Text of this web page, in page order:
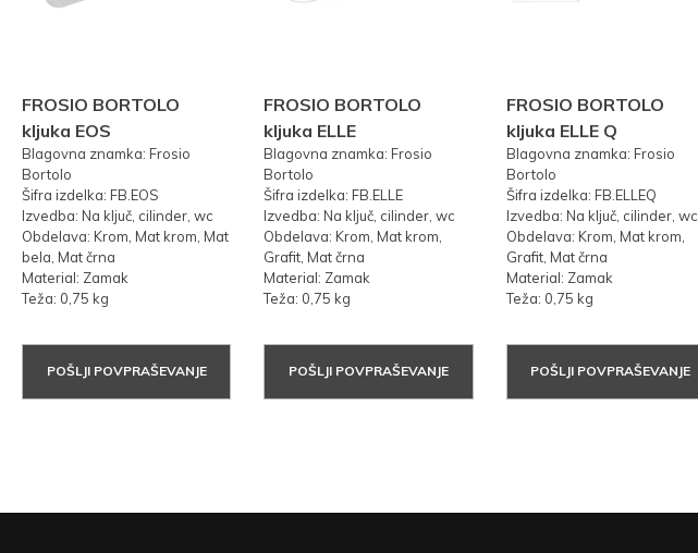
FROSIO BORTOLO
kljuka EOS
Blagovna znamka: Frosio
Bortolo
Šifra izdelka: FB.EOS
Izvedba: Na ključ, cilinder, wc
Obdelava: Krom, Mat krom, Mat
bela, Mat črna
Material: Zamak
Teža: 0,75 kg
POŠLJI POVPRAŠEVANJE
FROSIO BORTOLO
kljuka ELLE
Blagovna znamka: Frosio
Bortolo
Šifra izdelka: FB.ELLE
Izvedba: Na ključ, cilinder, wc
Obdelava: Krom, Mat krom,
Grafit, Mat črna
Material: Zamak
Teža: 0,75 kg
POŠLJI POVPRAŠEVANJE
FROSIO BORTOLO
kljuka ELLE Q
Blagovna znamka: Frosio
Bortolo
Šifra izdelka: FB.ELLEQ
Izvedba: Na ključ, cilinder, wc
Obdelava: Krom, Mat krom,
Grafit, Mat črna
Material: Zamak
Teža: 0,75 kg
POŠLJI POVPRAŠEVANJE